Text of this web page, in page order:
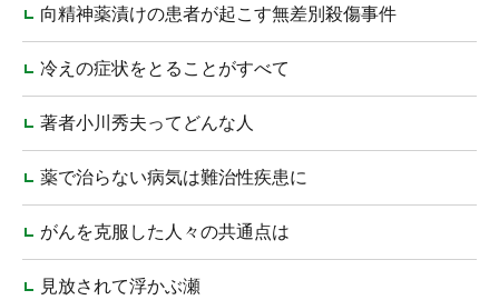
向精神薬漬けの患者が起こす無差別殺傷事件
冷えの症状をとることがすべて
著者小川秀夫ってどんな人
薬で治らない病気は難治性疾患に
がんを克服した人々の共通点は
見放されて浮かぶ瀬